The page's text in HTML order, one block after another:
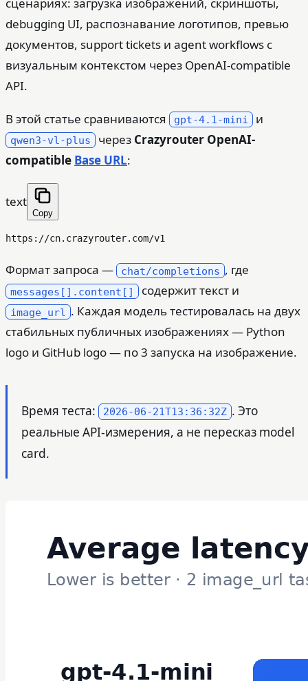
debugging UI, распознавание логотипов, превью
документов, support tickets и agent workflows с
визуальным контекстом через OpenAI-compatible
API.
В этой статье сравниваются gpt-4.1-mini и
qwen3-vl-plus через Crazyrouter OpenAI-
compatible Base URL:
text
Copy
Формат запроса — chat/completions , где
messages[].content[] содержит текст и
image_url
. Каждая модель тестировалась на двух
стабильных публичных изображениях — Python
logo и GitHub logo — по 3 запуска на изображение.
Время теста: 2026-06-21T13:36:32Z . Это
реальные API-измерения, а не пересказ model
card.